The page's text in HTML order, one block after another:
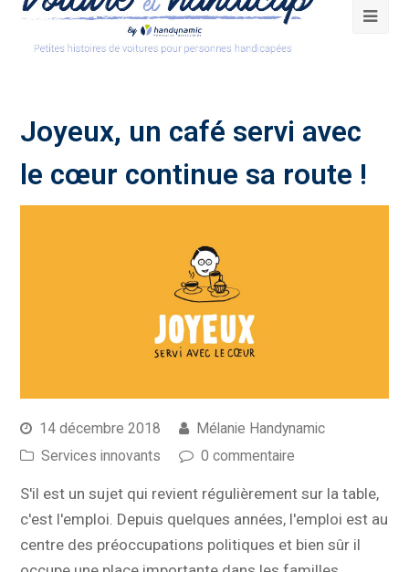
Joyeux, un café servi avec
le cœur continue sa route !
14 décembre 2018
Mélanie Handynamic
Services innovants
0 commentaire
S'il est un sujet qui revient régulièrement sur la table,
c'est l'emploi. Depuis quelques années, l'emploi est au
centre des préoccupations politiques et bien sûr il